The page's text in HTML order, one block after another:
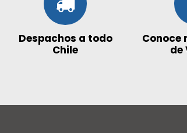
Despachos a todo
Chile
Conoce
de